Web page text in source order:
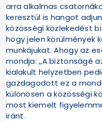
arra alkalmas
keresztül is hangot
közösségi közlekedést
hogy jelen körülmények
munkájukat. Ahogy az
mondja: „A biztonságé
kialakult helyzetben
gazdagodott ez a
különösen a közösségi
most kiemelt
iránt.